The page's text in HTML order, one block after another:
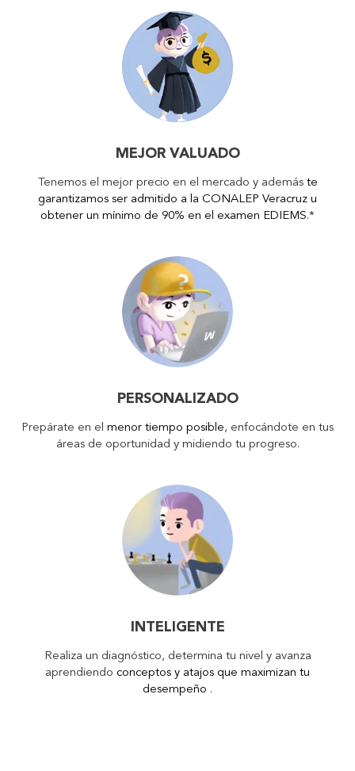
MEJOR VALUADO
Tenemos el mejor precio en el mercado y además te
garantizamos ser admitido a la CONALEP Veracruz u
obtener un mínimo de 90% en el examen EDIEMS.*
PERSONALIZADO
Prepárate en el menor tiempo posible, enfocándote en tus
áreas de oportunidad y midiendo tu progreso.
INTELIGENTE
Realiza un diagnóstico, determina tu nivel y avanza
aprendiendo conceptos y atajos que maximizan tu
desempeño .